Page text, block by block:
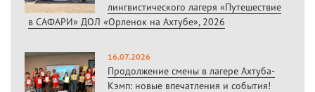
лингвистического лагеря «Путешествие
в САФАРИ» ДОЛ «Орленок на Ахтубе», 2026
16.07.2026
Продолжение смены в лагере Ахтуба-
Кэмп: новые впечатления и события!